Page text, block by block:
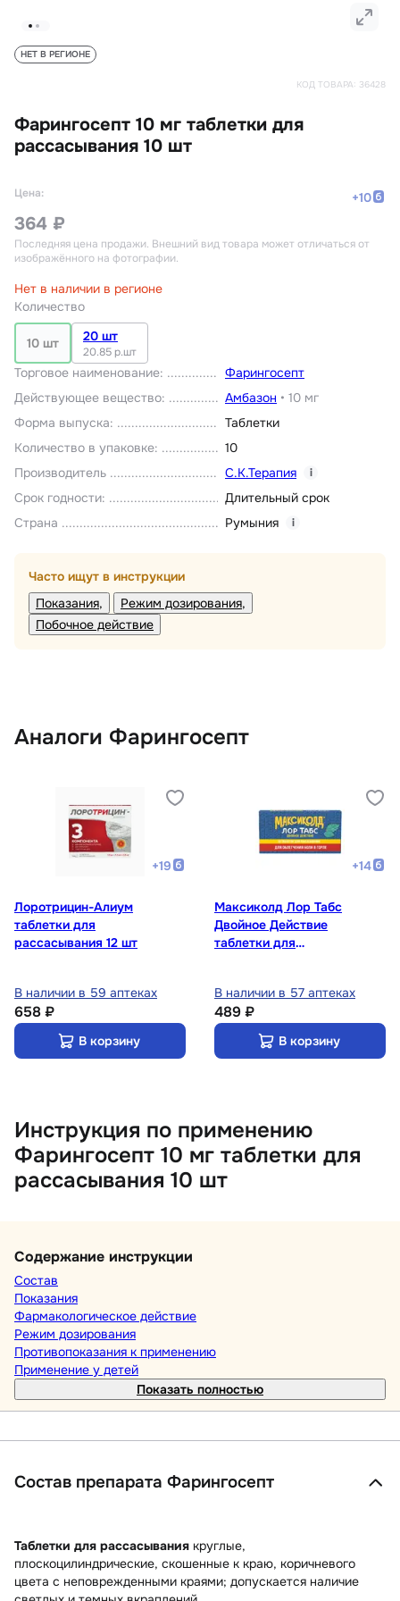
КОД ТОВАРА: 36428
Фарингосепт 10 мг таблетки для
рассасывания 10 шт
НЕТ В РЕГИОНЕ
Торговое наименование:
Фарингосепт
Действующее вещество: Амбазон • 10 мг
Форма выпуска:
Таблетки
Количество в упаковке:
10
Производитель
С.К.Терапия i
Срок годности:
Длительный срок
Страна
Румыния i
Часто ищут в инструкции
Показания
Режим дозирования
Побочное действие
Цена: +10
364 ₽
Последняя цена продажи. Внешний вид товара может отличаться от
изображённого на фотографии.
Нет в наличии в регионе
Количество
10 шт 20 шт
20.85 р.шт
Аналоги Фарингосепт
+19
Лоротрицин-Алиум
таблетки для
рассасывания 12 шт
В наличии в 59 аптеках
658 ₽
В корзину
+14
Максиколд Лор Табс
Двойное Действие
таблетки для
В наличии в 57 аптеках
489 ₽
В корзину
Инструкция по применению
Фарингосепт 10 мг таблетки для
рассасывания 10 шт
Содержание инструкции
Состав
Показания
Фармакологическое действие
Режим дозирования
Противопоказания к применению
Применение у детей
Показать полностью
Состав препарата Фарингосепт
Таблетки для рассасывания круглые,
плоскоцилиндрические, скошенные к краю, коричневого
цвета с неповрежденными краями; допускается наличие